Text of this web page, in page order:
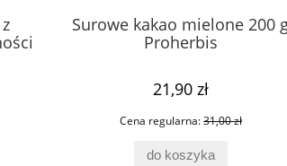
Surowe kakao mielone 200
Proherbis
21,90 zł
Cena regularna:31,00 zł
do koszyka